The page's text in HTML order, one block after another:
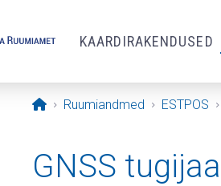
KAARDIRAKENDUSED
Avaleht
Ruumiandmed ESTPOS
GNSS